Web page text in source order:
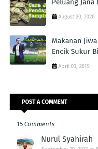
Peluang
August 20, 2020
Makanan
Encik Sukur
April 03, 2019
POST A COMMENT
15 Comments
Nurul Syahirah